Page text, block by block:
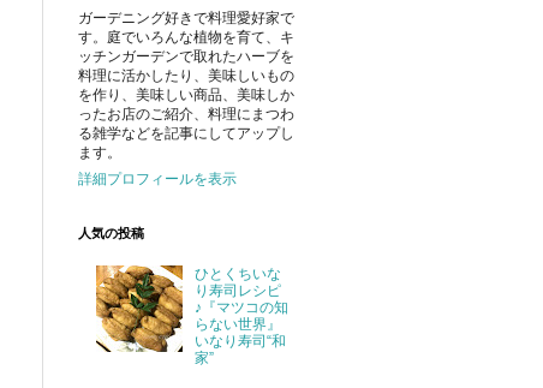
ガーデニング好きで料理愛好家で
す。庭でいろんな植物を育て、キ
ッチンガーデンで取れたハーブを
料理に活かしたり、美味しいもの
を作り、美味しい商品、美味しか
ったお店のご紹介、料理にまつわ
る雑学などを記事にしてアップし
ます。
詳細プロフィールを表示
人気の投稿
ひとくちいな
り寿司レシピ
♪『マツコの知
らない世界』
いなり寿司“和
家”